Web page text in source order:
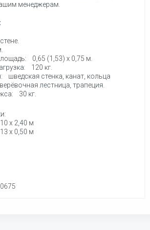
менеджерам.
0,65 (1,53) х 0,75 м.
120 кг.
шведская стенка, канат, кольца
лестница, трапеция.
30 кг.
х 2,40 м
х 0,50 м